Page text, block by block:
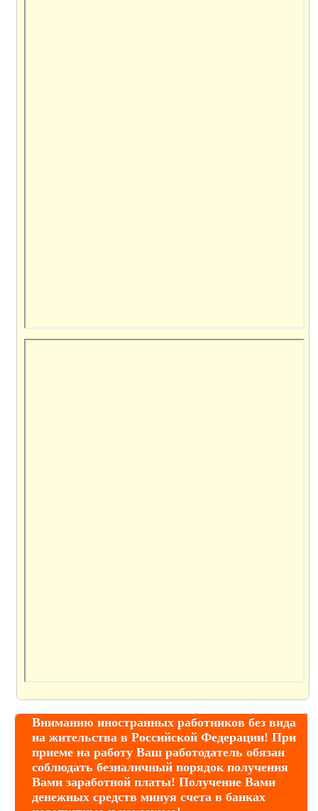
Вниманию иностранных работников без вида
на жительства в Российской Федерации! При
приеме на работу Ваш работодатель обязан
соблюдать безналичный порядок получения
Вами заработной платы! Получение Вами
денежных средств минуя счета в банках